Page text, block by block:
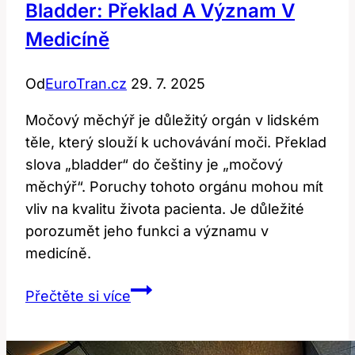
Bladder: Překlad A Význam V
Medicíně
OdEuroTran.cz 29. 7. 2025
Močový měchýř je důležitý orgán v lidském
těle, který slouží k uchovávání moči. Překlad
slova „bladder“ do češtiny je „močový
měchýř“. Poruchy tohoto orgánu mohou mít
vliv na kvalitu života pacienta. Je důležité
porozumět jeho funkci a významu v
medicíně.
Přečtěte si víceBladder: